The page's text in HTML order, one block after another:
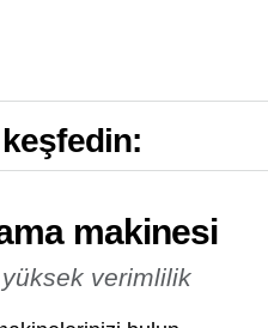
makinesi
verimlilik